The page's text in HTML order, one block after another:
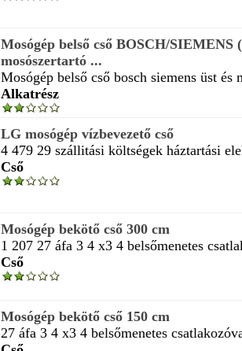
Mosógép belső cső BOSCH/SIEMENS
mosószertartó ...
Mosógép belső cső bosch siemens üst és
Alkatrész
LG mosógép vízbevezető cső
4 479 29 szállitási költségek háztartási
Cső
Mosógép bekötő cső 300 cm
1 207 27 áfa 3 4 x3 4 belsőmenetes
Cső
Mosógép bekötő cső 150 cm
27 áfa 3 4 x3 4 belsőmenetes